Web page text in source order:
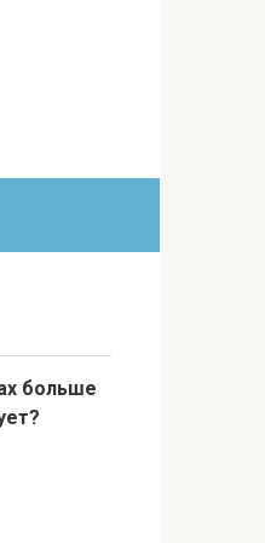
больше